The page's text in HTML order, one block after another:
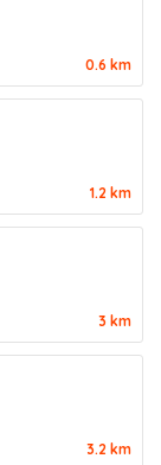
0.6 km
1.2 km
3 km
3.2 km